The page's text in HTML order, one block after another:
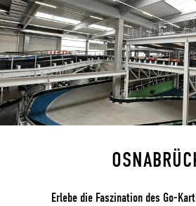
Erlebe die Faszination des Go-